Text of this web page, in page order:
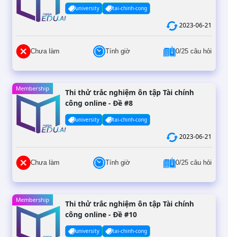
university tai-chinh-cong
2023-06-21
Chưa làm Tính giờ 0/25 câu hỏi
Membership
Thi thử trắc nghiệm ôn tập Tài chính
công online - Đề #8
university tai-chinh-cong
2023-06-21
Chưa làm Tính giờ 0/25 câu hỏi
Membership
Thi thử trắc nghiệm ôn tập Tài chính
công online - Đề #10
university tai-chinh-cong